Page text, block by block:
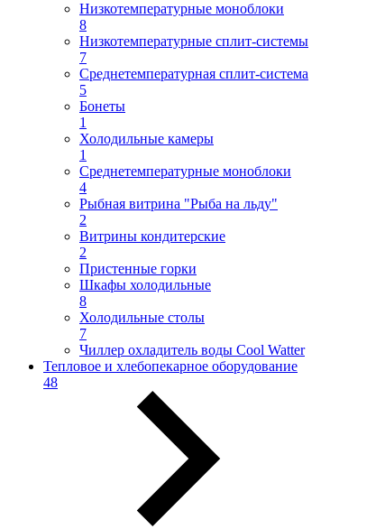
Низкотемпературные моноблоки
8
Низкотемпературные сплит-системы
7
Среднетемпературная сплит-система
5
Бонеты
1
Холодильные камеры
1
Среднетемпературные моноблоки
4
Рыбная витрина "Рыба на льду"
2
Витрины кондитерские
2
Пристенные горки
Шкафы холодильные
8
Холодильные столы
7
Чиллер охладитель воды Cool Watter
Тепловое и хлебопекарное оборудование
48